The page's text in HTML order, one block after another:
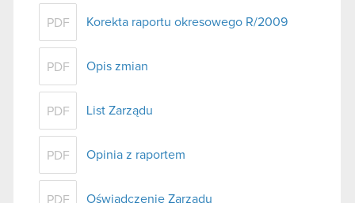
PDF Korekta raportu okresowego R/2009
PDF Opis zmian
PDF List Zarządu
PDF Opinia z raportem
PDF Oświadczenie Zarządu